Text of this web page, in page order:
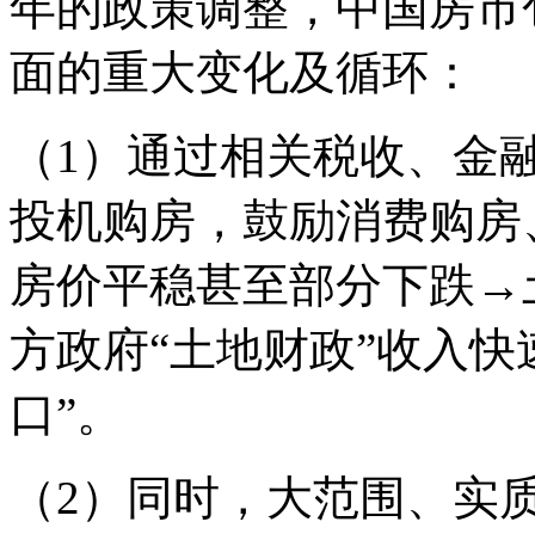
面的重大变化及循环：
（1）通过相关税收、
投机购房，鼓励消费购
房价平稳甚至部分下跌
方政府“土地财政”收入
口”。
（2）同时，大范围、